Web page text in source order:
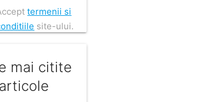
termenii si
site-ului.
mai citite
articole